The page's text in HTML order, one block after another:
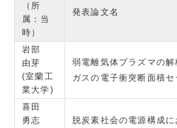
（所
属：当
時）
発表論文名
岩部
由芽
(室蘭工
業大学)
弱電離気体プラズマの
ガスの電子衝突断面積セ
喜田
勇志
脱炭素社会の電源構成